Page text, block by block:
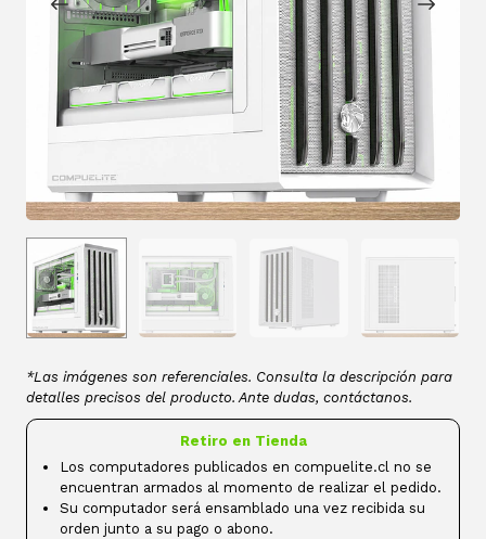
*Las imágenes son referenciales. Consulta la descripción para
detalles precisos del producto. Ante dudas, contáctanos.
Retiro en Tienda
Los computadores publicados en compuelite.cl no se
encuentran armados al momento de realizar el pedido.
Su computador será ensamblado una vez recibida su
orden junto a su pago o abono.